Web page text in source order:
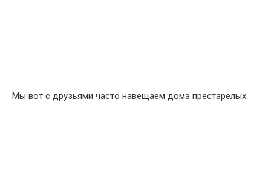
Мы вот с друзьями часто навещаем дома престарелых.